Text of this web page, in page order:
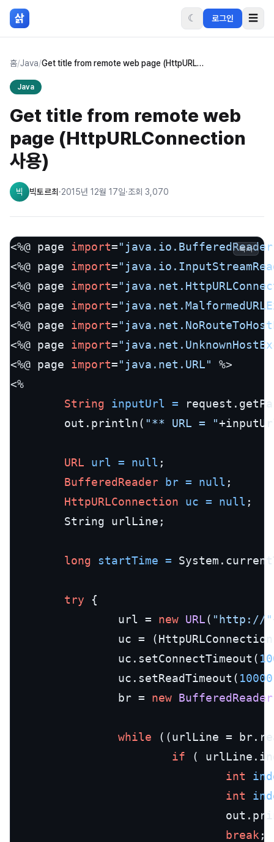
본문 바로가기
삵 ☾ 로그인 ☰
홈/Java/ Get title from remote web page (HttpURLConnection 사용)
Java
Get title from remote web
page (HttpURLConnection
사용)
빅 빅토르최 ·2015년 12월 17일·조회 3,070
<%@ page import=
<%@ page import=
<%@ page import=
<%@ page import=
<%@ page import=
<%@ page import=
<%@ page import="java.net.URL"
%>
<%
String
inputUrl =
        out.println(
"** URL = "
URL url = null ;
BufferedReader
br = null ;
HttpURLConnection
uc = null ;
        String urlLine;
long startTime =
try {
                url =
new URL( "http://"
uc =
                uc.setConnectTimeout(
                uc.setReadTimeout(
10000
                br =
new BufferedReader
while ((urlLine =
if (
int
int
break ;
복사